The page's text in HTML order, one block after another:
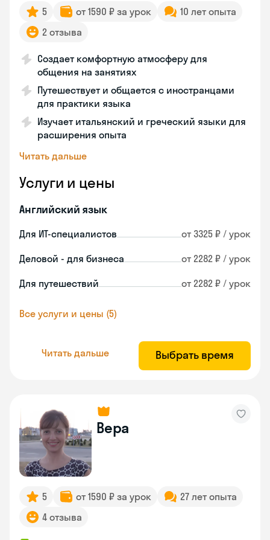
5 от 1590 ₽ за урок
10 лет опыта
2 отзыва
Создает комфортную атмосферу для
общения на занятиях
Путешествует и общается с иностранцами
для практики языка
Изучает итальянский и греческий языки для
расширения опыта
Читать дальше
Услуги и цены
Английский язык
Для ИТ-специалистов от 3325 ₽ / урок
Деловой - для бизнеса от 2282 ₽ / урок
Для путешествий от 2282 ₽ / урок
Все услуги и цены (5)
Читать дальше Выбрать время
Вера
5 от 1590 ₽ за урок
27 лет опыта
4 отзыва